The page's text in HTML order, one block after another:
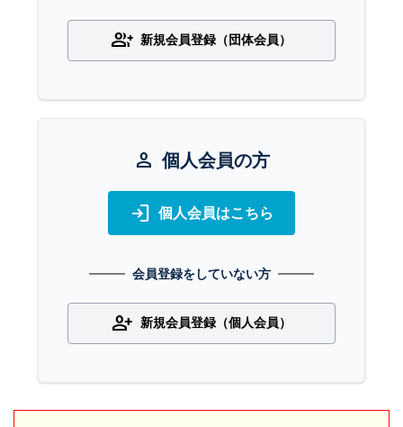
group_add 新規会員登録（団体会員）
person 個人会員の方
login 個人会員はこちら
会員登録をしていない方
person_add 新規会員登録（個人会員）